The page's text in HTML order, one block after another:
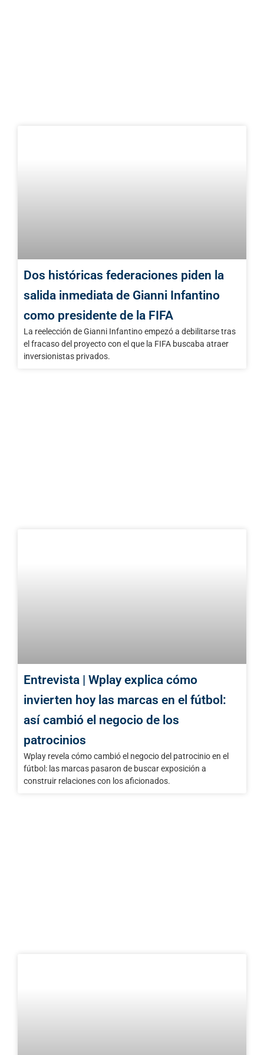
Dos históricas federaciones piden la
salida inmediata de Gianni Infantino
como presidente de la FIFA
La reelección de Gianni Infantino empezó a debilitarse tras
el fracaso del proyecto con el que la FIFA buscaba atraer
inversionistas privados.
Entrevista | Wplay explica cómo
invierten hoy las marcas en el fútbol:
así cambió el negocio de los
patrocinios
Wplay revela cómo cambió el negocio del patrocinio en el
fútbol: las marcas pasaron de buscar exposición a
construir relaciones con los aficionados.